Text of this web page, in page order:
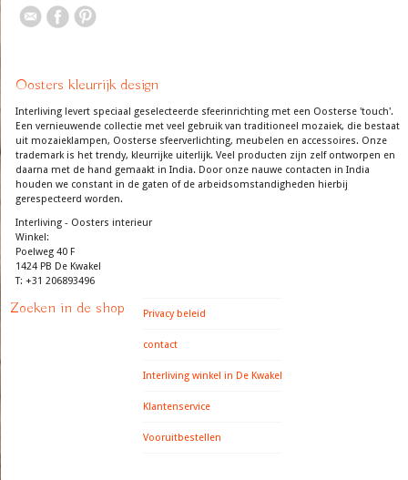
Oosters kleurrijk design
Interliving levert speciaal geselecteerde sfeerinrichting met een Oosterse 'touch'.
Een vernieuwende collectie met veel gebruik van traditioneel mozaiek, die bestaat
uit mozaieklampen, Oosterse sfeerverlichting, meubelen en accessoires. Onze
trademark is het trendy, kleurrijke uiterlijk. Veel producten zijn zelf ontworpen en
daarna met de hand gemaakt in India. Door onze nauwe contacten in India
houden we constant in de gaten of de arbeidsomstandigheden hierbij
gerespecteerd worden.
Interliving - Oosters interieur
Winkel:
Poelweg 40 F
1424 PB De Kwakel
T: +31 206893496
Zoeken in de shop Privacy beleid
contact
Interliving winkel in De Kwakel
Klantenservice
Vooruitbestellen